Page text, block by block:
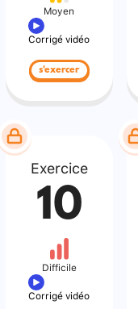
Moyen
Corrigé vidéo
s'exercer
Exercice
10
Difficile
Corrigé vidéo